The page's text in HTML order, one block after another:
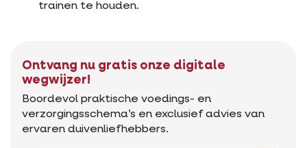
trainen te houden.
Ontvang nu gratis onze digitale
wegwijzer!
Boordevol praktische voedings- en
verzorgingsschema’s en exclusief advies van
ervaren duivenliefhebbers.